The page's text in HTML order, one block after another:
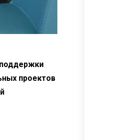
проектов